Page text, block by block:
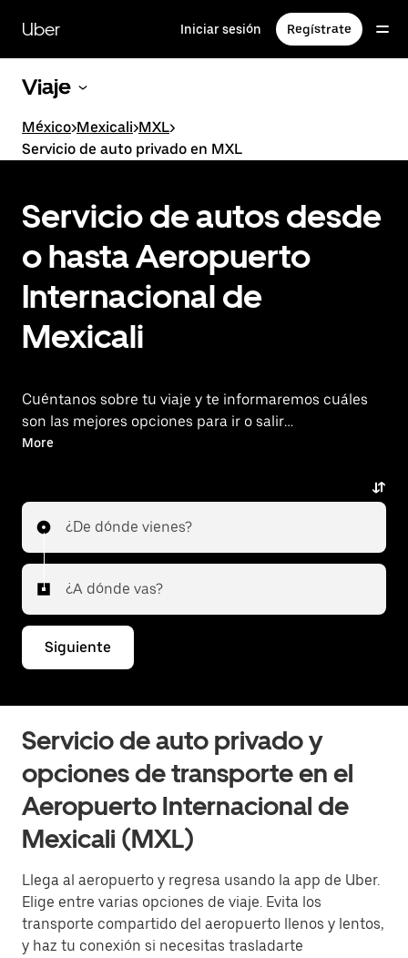
contenido
principal
Uber Iniciar sesión Regístrate
Viaje
México>Mexicali>MXL>
Servicio de auto privado en MXL
Servicio de autos desde
o hasta Aeropuerto
Internacional de
Mexicali
Cuéntanos sobre tu viaje y te informaremos cuáles
son las mejores opciones para ir o salir
del aeropuerto.
More
¿De dónde vienes?
¿A dónde vas?
Siguiente
Servicio de auto privado y
opciones de transporte en el
Aeropuerto Internacional de
Mexicali (MXL)
Llega al aeropuerto y regresa usando la app de Uber.
Elige entre varias opciones de viaje. Evita los
transporte compartido del aeropuerto llenos y lentos,
y haz tu conexión si necesitas trasladarte